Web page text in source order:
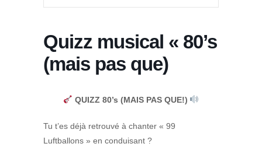
Quizz musical « 80’s
(mais pas que)
QUIZZ 80’s (MAIS PAS QUE!)
Tu t’es déjà retrouvé à chanter « 99
Luftballons » en conduisant ?